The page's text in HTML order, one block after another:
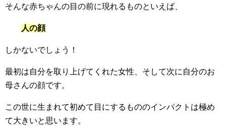
そんな赤ちゃんの目の前に現れるものといえば、
人の顔
しかないでしょう！
最初は自分を取り上げてくれた女性、そして次に自分のお
母さんの顔です。
この世に生まれて初めて目にするもののインパクトは極め
て大きいと思います。